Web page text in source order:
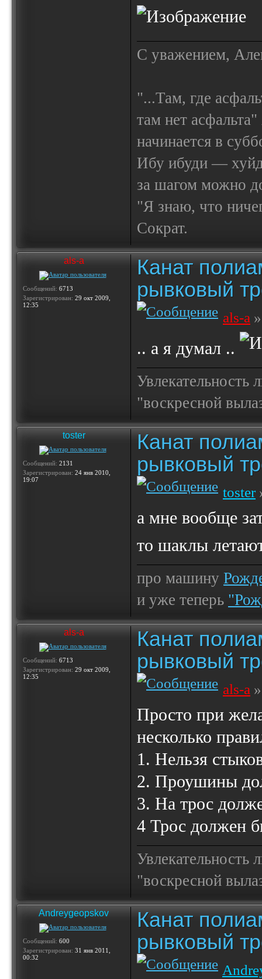
С уважением,
"...Там, где
там нет
начинается в
Ибу ибуди —
за шагом можно
"Я знаю, что
Сократ.
als-a
Сообщений: 6713
Зарегистрирован: 29 окт 2009,
12:35
Канат
рывковый
als-a
.. а я думал ..
Увлекательность
"воскресной
toster
Сообщений: 2131
Зарегистрирован: 24 янв 2010,
19:07
Канат
рывковый
toster
а мне вообще
то шаклы
про машину
и уже теперь
als-a
Сообщений: 6713
Зарегистрирован: 29 окт 2009,
12:35
Канат
рывковый
als-a
Просто при
несколько
1. Нельзя
2. Проушины
3. На трос
4 Трос должен
Увлекательность
"воскресной
Andreygeopskov
Сообщений: 600
Зарегистрирован: 31 янв 2011,
00:32
Канат
рывковый